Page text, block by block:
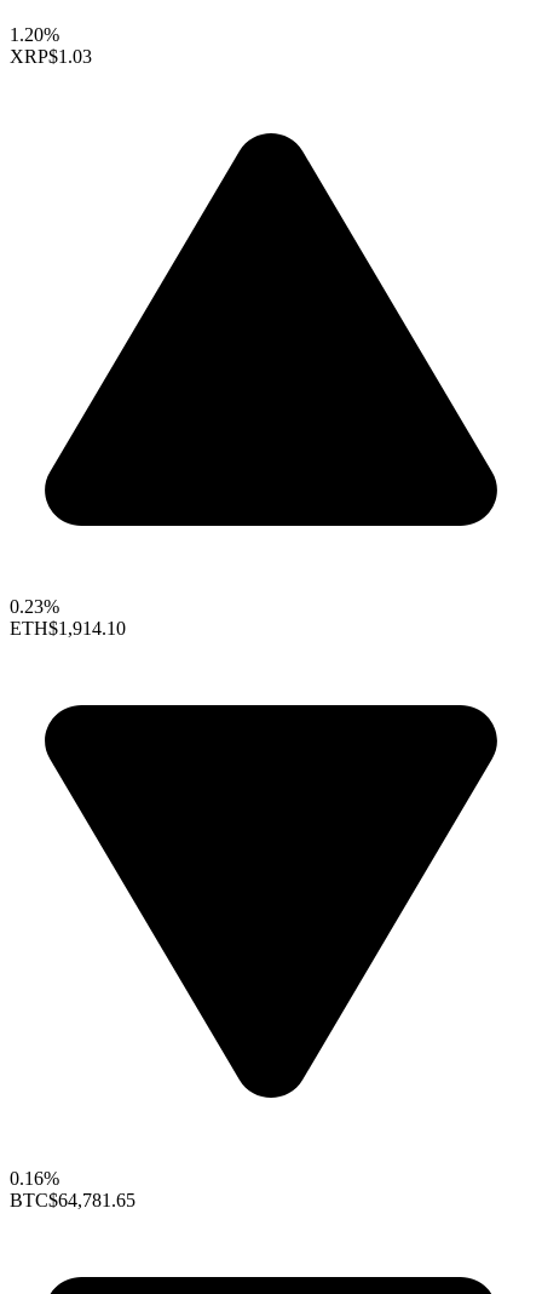
1.20%
XRP$1.03
0.23%
ETH$1,914.10
0.16%
BTC$64,781.65